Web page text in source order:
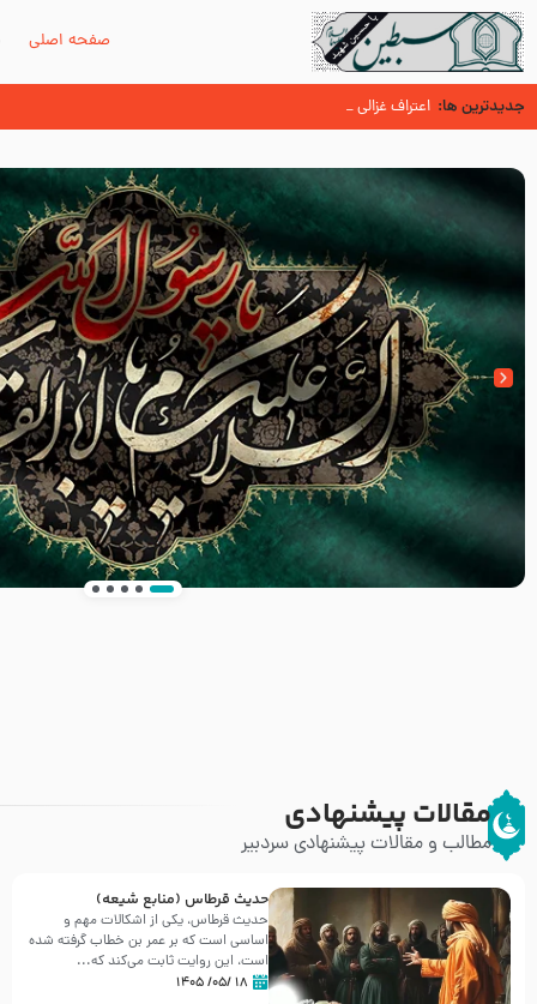
صفحه اصلی
جدیدترین ها: اعتراف غزالی در مورد توهین زشت عُمَر بن الخطاب به پیامبر اکرم صلی
عُمَر با گفتن “حسبنا كتاب اللّه ” به مخالفت با رسول اللّه برخاست
وصیتی که نوشته نشد (حدیث قرطاس)
مقالات پیشنهادی
مطالب و مقالات پیشنهادی سردبیر
حدیث قرطاس (منابع شیعه)
حدیث قرطاس، یکی از اشکالات مهم و
اساسی است که بر عمر بن خطاب گرفته شده
است، این روایت ثابت می‌کند که...
۱۸ /۰۵/ ۱۴۰۵